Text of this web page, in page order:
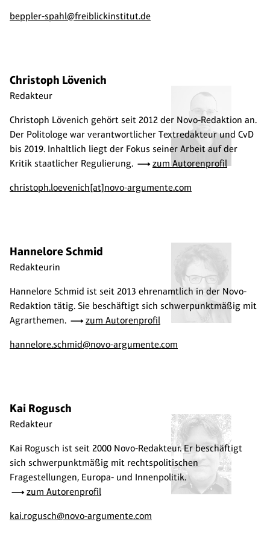
beppler-spahl@freiblickinstitut.de
Christoph Lövenich
Redakteur
Christoph Lövenich gehört seit 2012 der Novo-Redaktion an.
Der Politologe war verantwortlicher Textredakteur und CvD
bis 2019. Inhaltlich liegt der Fokus seiner Arbeit auf der
Kritik staatlicher Regulierung.
zum Autorenprofil
christoph.loevenich[at]novo-argumente.com
Hannelore Schmid
Redakteurin
Hannelore Schmid ist seit 2013 ehrenamtlich in der Novo-
Redaktion tätig. Sie beschäftigt sich schwerpunktmäßig mit
Agrarthemen.
zum Autorenprofil
hannelore.schmid@novo-argumente.com
Kai Rogusch
Redakteur
Kai Rogusch ist seit 2000 Novo-Redakteur. Er beschäftigt
sich schwerpunktmäßig mit rechtspolitischen
Fragestellungen, Europa- und Innenpolitik.
zum Autorenprofil
kai.rogusch@novo-argumente.com